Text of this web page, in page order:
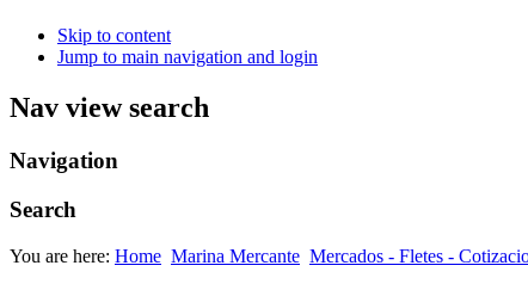
Skip to content
Jump to main navigation and login
Nav view search
Navigation
Search
You are here: Home Marina Mercante Mercados - Fletes -